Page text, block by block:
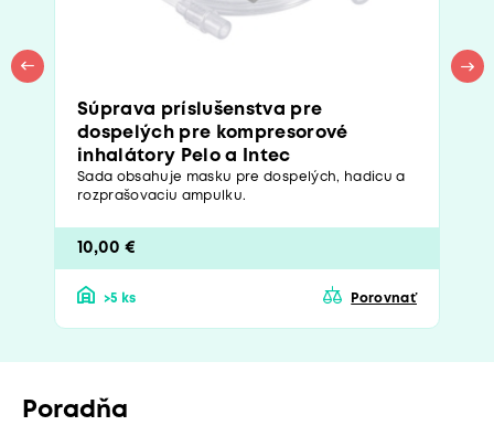
Súprava príslušenstva pre
dospelých pre kompresorové
inhalátory Pelo a Intec
Sada obsahuje masku pre dospelých, hadicu a
rozprašovaciu ampulku.
10,00 €
>5 ks Porovnať
Poradňa